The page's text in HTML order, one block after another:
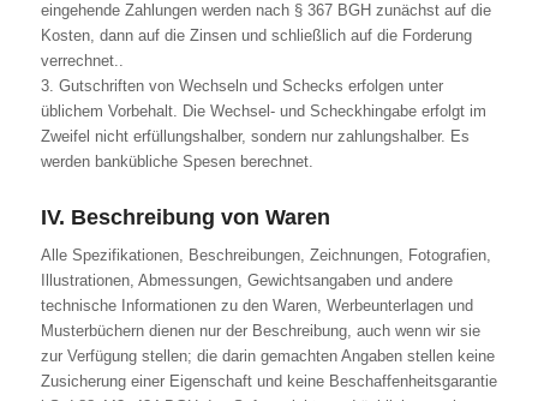
eingehende Zahlungen werden nach § 367 BGH zunächst auf die
Kosten, dann auf die Zinsen und schließlich auf die Forderung
verrechnet..
3. Gutschriften von Wechseln und Schecks erfolgen unter
üblichem Vorbehalt. Die Wechsel- und Scheckhingabe erfolgt im
Zweifel nicht erfüllungshalber, sondern nur zahlungshalber. Es
werden bankübliche Spesen berechnet.
IV. Beschreibung von Waren
Alle Spezifikationen, Beschreibungen, Zeichnungen, Fotografien,
Illustrationen, Abmessungen, Gewichtsangaben und andere
technische Informationen zu den Waren, Werbeunterlagen und
Musterbüchern dienen nur der Beschreibung, auch wenn wir sie
zur Verfügung stellen; die darin gemachten Angaben stellen keine
Zusicherung einer Eigenschaft und keine Beschaffenheitsgarantie